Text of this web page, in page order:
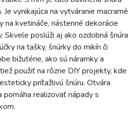
vynikajúca na vytváranie macramé
na kvetináče, nástenné dekorácie
poslúži aj ako ozdobná šnúra
na tašky, šnúrky do mikín či
bižutérie, ako sú náramky a
použiť na rôzne DIY projekty, kde
príťažlivú šnúru. Otvára
realizovať nápady s